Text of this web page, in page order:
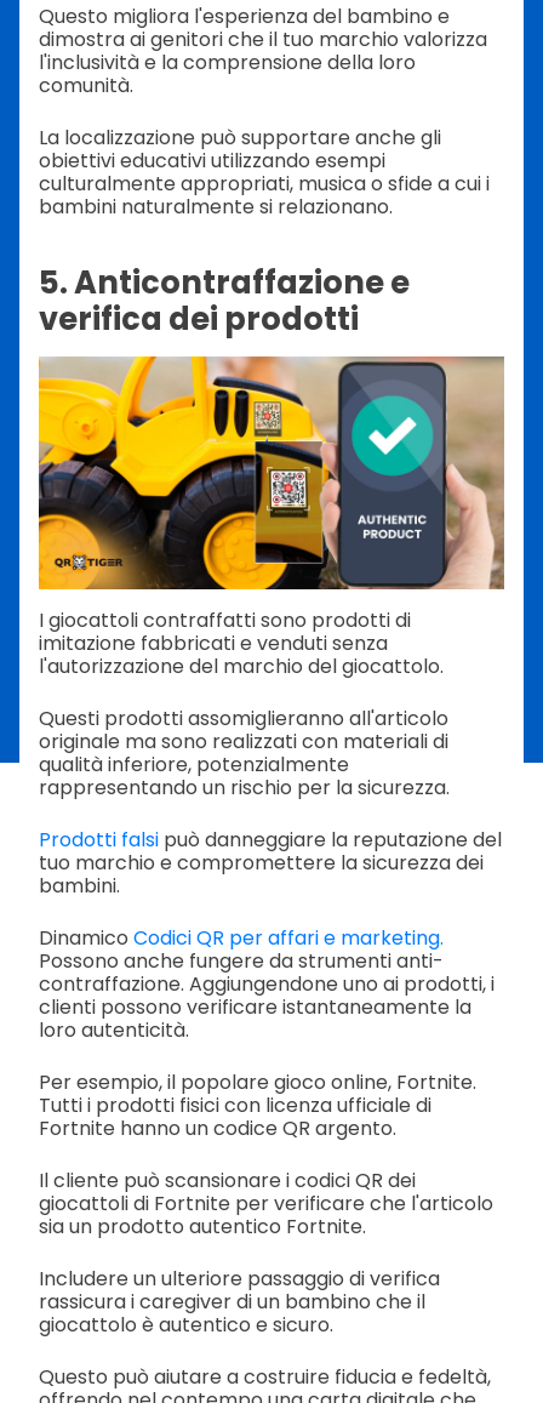
Questo migliora l'esperienza del bambino e
dimostra ai genitori che il tuo marchio valorizza
l'inclusività e la comprensione della loro
comunità.
La localizzazione può supportare anche gli
obiettivi educativi utilizzando esempi
culturalmente appropriati, musica o sfide a cui i
bambini naturalmente si relazionano.
5. Anticontraffazione e
verifica dei prodotti
I giocattoli contraffatti sono prodotti di
imitazione fabbricati e venduti senza
l'autorizzazione del marchio del giocattolo.
Questi prodotti assomiglieranno all'articolo
originale ma sono realizzati con materiali di
qualità inferiore, potenzialmente
rappresentando un rischio per la sicurezza.
Prodotti falsi può danneggiare la reputazione del
tuo marchio e compromettere la sicurezza dei
bambini.
Dinamico Codici QR per affari e marketing.
Possono anche fungere da strumenti anti-
contraffazione. Aggiungendone uno ai prodotti, i
clienti possono verificare istantaneamente la
loro autenticità.
Per esempio, il popolare gioco online, Fortnite.
Tutti i prodotti fisici con licenza ufficiale di
Fortnite hanno un codice QR argento.
Il cliente può scansionare i codici QR dei
giocattoli di Fortnite per verificare che l'articolo
sia un prodotto autentico Fortnite.
Includere un ulteriore passaggio di verifica
rassicura i caregiver di un bambino che il
giocattolo è autentico e sicuro.
Questo può aiutare a costruire fiducia e fedeltà,